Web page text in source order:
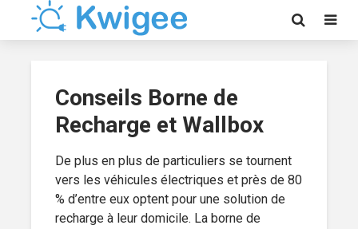
Conseils Borne de
Recharge et Wallbox
De plus en plus de particuliers se tournent
vers les véhicules électriques et près de 80
% d’entre eux optent pour une solution de
recharge à leur domicile. La borne de